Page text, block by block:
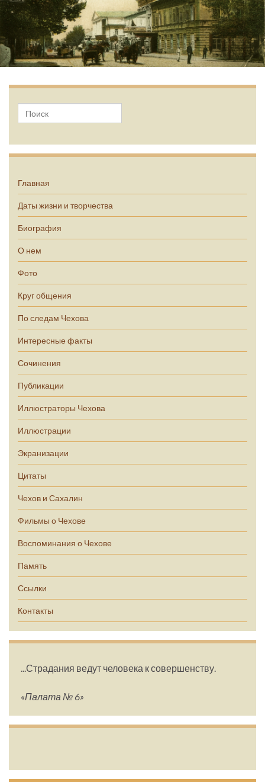
Главная
Даты жизни и творчества
Биография
О нем
Фото
Круг общения
По следам Чехова
Интересные факты
Сочинения
Публикации
Иллюстраторы Чехова
Иллюстрации
Экранизации
Цитаты
Чехов и Сахалин
Фильмы о Чехове
Воспоминания о Чехове
Память
Ссылки
Контакты
...Страдания ведут человека к совершенству.
«Палата № 6»